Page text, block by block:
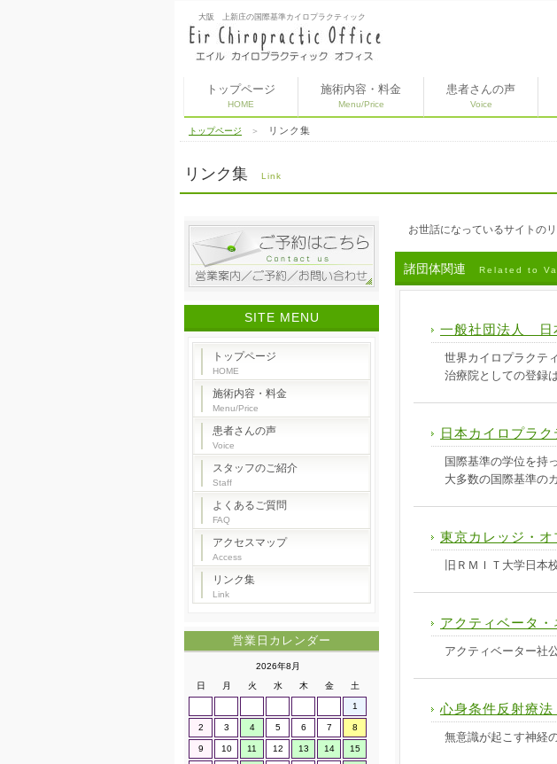
大阪 上新庄の国際基準カイロプラクティック
トップページ
HOME
施術内容・料金
Menu/Price
患者さんの声
Voice
トップページ ＞ リンク集
リンク集 Link
お世話になっているサイトの
諸団体関連 Related to
一般社団法人 日
世界カイロプラクテ
治療院としての登録
日本カイロプラ
国際基準の学位を持
大多数の国際基準の
東京カレッジ・
旧ＲＭＩＴ大学日
アクティベータ
アクティベーター社
心身条件反射療法
無意識が起こす神経
SITE MENU
トップページ
HOME
施術内容・料金
Menu/Price
患者さんの声
Voice
スタッフのご紹介
Staff
よくあるご質問
FAQ
アクセスマップ
Access
リンク集
Link
営業日カレンダー
2026年8月
日
月 火 水 木 金 土
1
2 3 4 5 6 7 8
9 10 11 12 13 14 15